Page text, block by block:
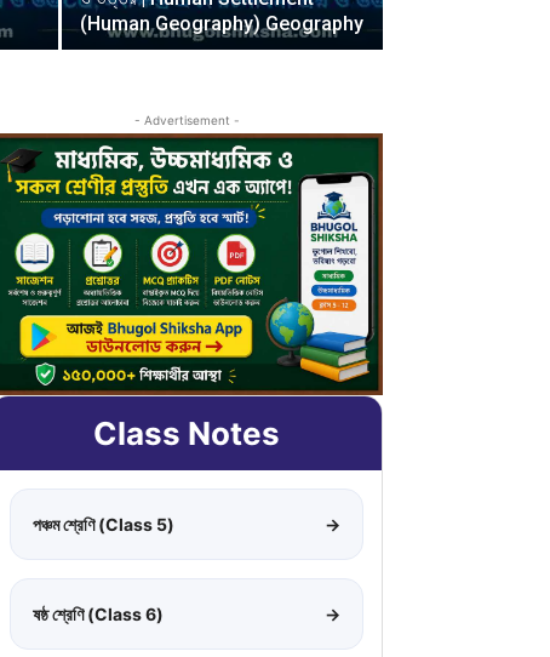
(Human Geography) Geography
- Advertisement -
Class Notes
পঞ্চম শ্রেণি (Class 5) →
ষষ্ঠ শ্রেণি (Class 6) →